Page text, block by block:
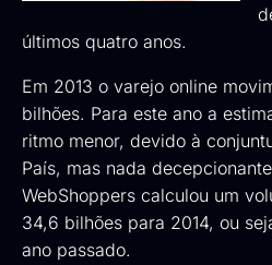
últimos quatro anos.
Em 2013 o varejo online
bilhões. Para este ano a
ritmo menor, devido à
País, mas nada
WebShoppers calculou um
34,6 bilhões para 2014, ou
ano passado.